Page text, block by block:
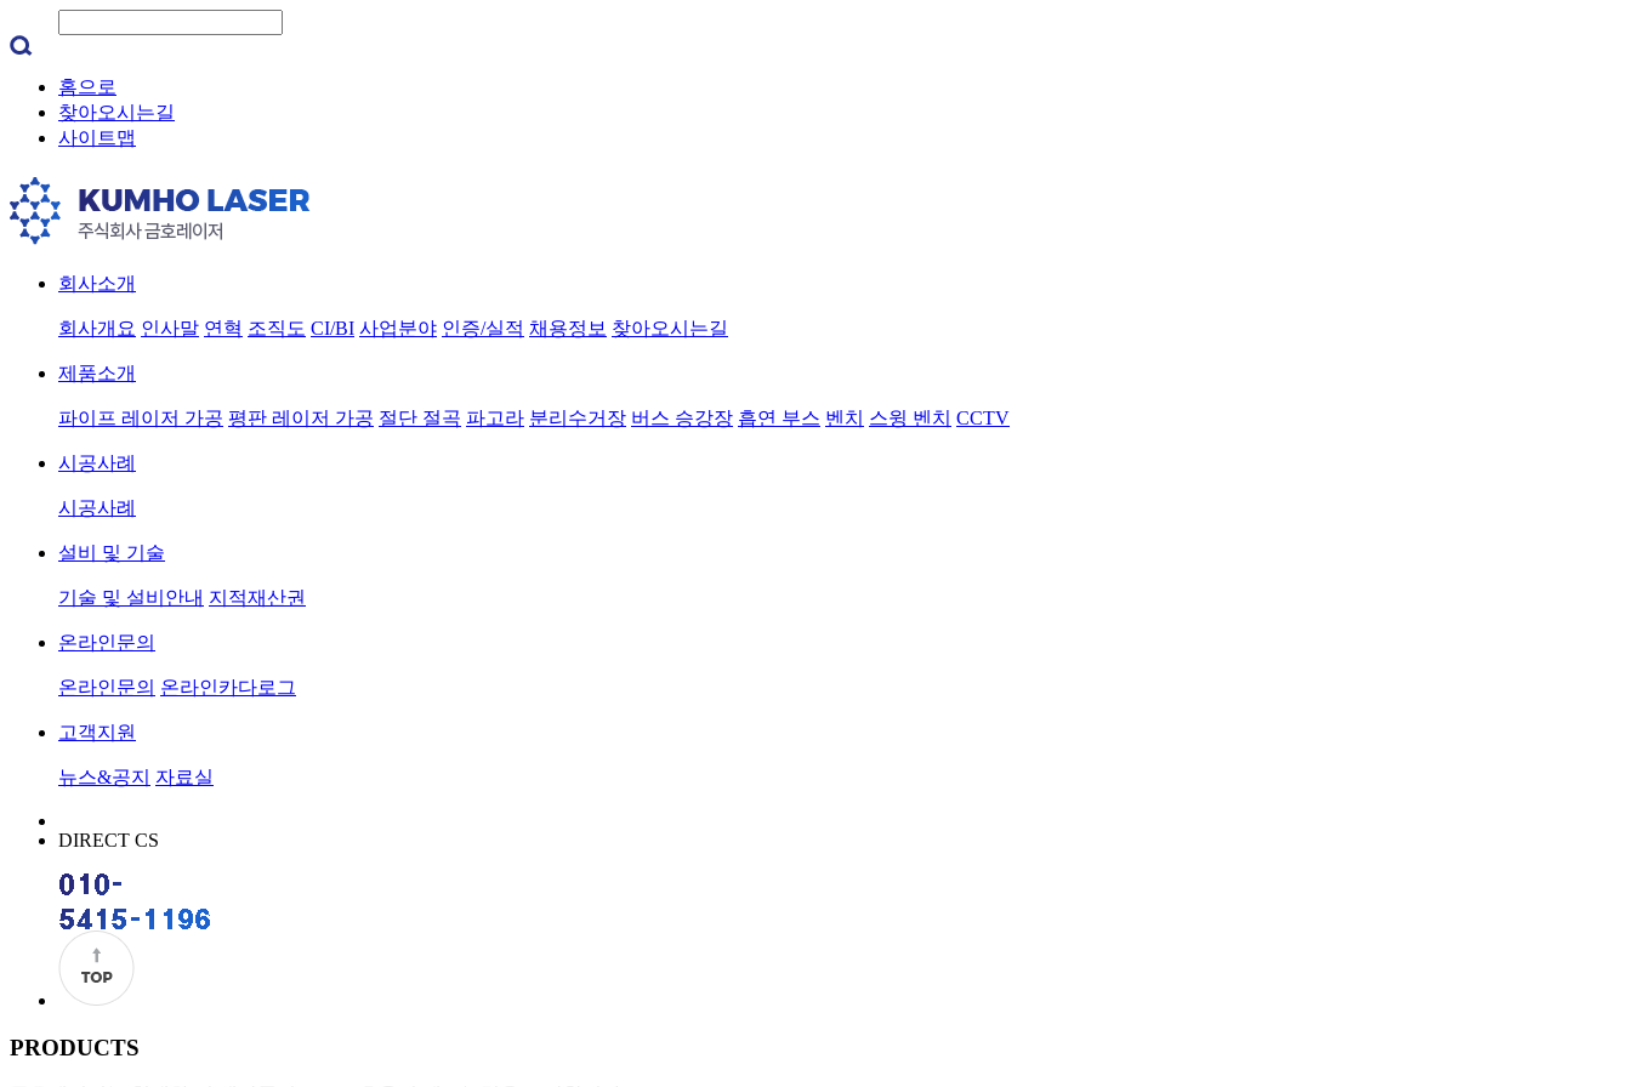
홈으로
찾아오시는길
사이트맵
회사소개
회사개요 인사말 연혁 조직도 CI/BI 사업분야 인증/실적 채용정보 찾아오시는길
제품소개
파이프 레이저 가공 평판 레이저 가공 절단 절곡 파고라 분리수거장 버스 승강장 흡연 부스 벤치 스윙 벤치 CCTV
시공사례
시공사례
설비 및 기술
기술 및 설비안내 지적재산권
온라인문의
온라인문의 온라인카다로그
고객지원
뉴스&공지 자료실
DIRECT CS
PRODUCTS